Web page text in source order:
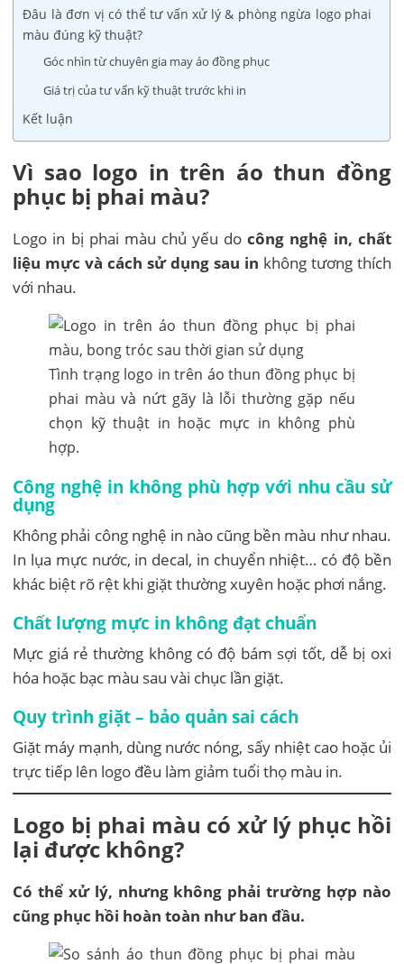
Đâu là đơn vị có thể tư vấn xử lý & phòng ngừa logo phai
màu đúng kỹ thuật?
Góc nhìn từ chuyên gia may áo đồng phục
Giá trị của tư vấn kỹ thuật trước khi in
Kết luận
Vì sao logo in trên áo thun đồng
phục bị phai màu?
Logo in bị phai màu chủ yếu docông nghệ in, chất
liệu mực và cách sử dụng sau in không tương thích
với nhau.
Tình trạng logo in trên áo thun đồng phục bị
phai màu và nứt gãy là lỗi thường gặp nếu
chọn kỹ thuật in hoặc mực in không phù
hợp.
Công nghệ in không phù hợp với nhu cầu sử
dụng
Không phải công nghệ in nào cũng bền màu như nhau.
In lụa mực nước, in decal, in chuyển nhiệt… có độ bền
khác biệt rõ rệt khi giặt thường xuyên hoặc phơi nắng.
Chất lượng mực in không đạt chuẩn
Mực giá rẻ thường không có độ bám sợi tốt, dễ bị oxi
hóa hoặc bạc màu sau vài chục lần giặt.
Quy trình giặt – bảo quản sai cách
Giặt máy mạnh, dùng nước nóng, sấy nhiệt cao hoặc ủi
trực tiếp lên logo đều làm giảm tuổi thọ màu in.
Logo bị phai màu có xử lý phục hồi
lại được không?
Có thể xử lý, nhưng không phải trường hợp nào
cũng phục hồi hoàn toàn như ban đầu.